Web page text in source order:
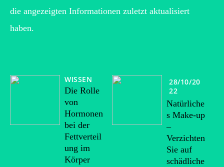
die angezeigten Informationen zuletzt aktualisiert
haben.
WISSEN
Die Rolle
von
Hormonen
bei der
Fettverteil
ung im
Körper
28/10/20
22
Natürliche
s Make-up
–
Verzichten
Sie auf
schädliche